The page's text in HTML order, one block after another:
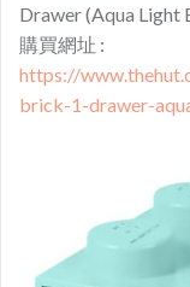
Drawer (Aqua Light
購買網址 :
https://
brick-1-drawer-